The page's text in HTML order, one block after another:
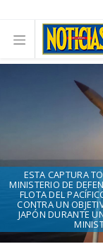
ESTA CAPTURA
MINISTERIO DE
FLOTA DEL
CONTRA UN
JAPÓN DURANTE